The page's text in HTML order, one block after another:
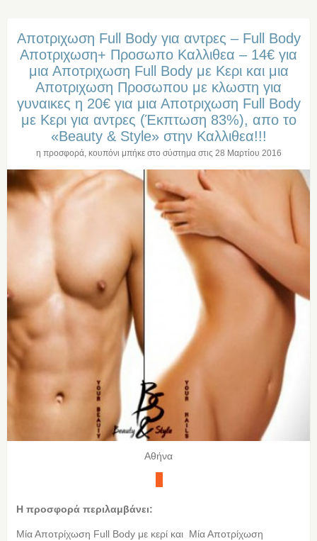
Αποτριχωση Full Body για αντρες – Full Body
Αποτριχωση+ Προσωπο Καλλιθεα – 14€ για
μια Αποτριχωση Full Body με Κερι και μια
Αποτριχωση Προσωπου με κλωστη για
γυναικες η 20€ για μια Αποτριχωση Full Body
με Κερι για αντρες (Έκπτωση 83%), απο το
«Beauty & Style» στην Καλλιθεα!!!
η προσφορά, κουπόνι μπήκε στο σύστημα στις 28 Μαρτίου 2016
Αθήνα
Η προσφορά περιλαμβάνει:
Μία Αποτρίχωση Full Body με κερί και Μία Αποτρίχωση